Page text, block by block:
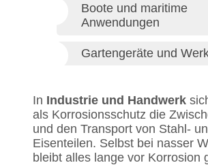
Boote und maritime
Anwendungen
Gartengeräte und
In Industrie und Handwerk
als Korrosionsschutz die
und den Transport von Stahl-
Eisenteilen. Selbst bei nasser
bleibt alles lange vor Korrosion